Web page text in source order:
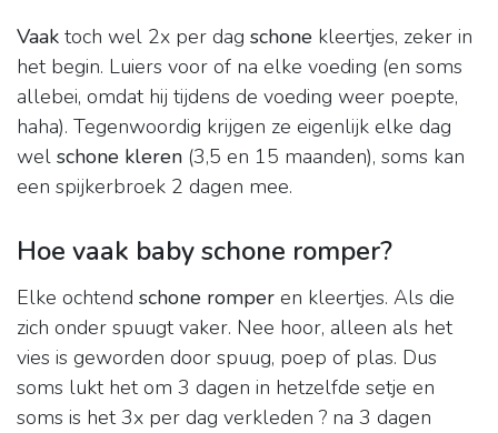
Vaak toch wel 2x per dag schone kleertjes, zeker in
het begin. Luiers voor of na elke voeding (en soms
allebei, omdat hij tijdens de voeding weer poepte,
haha). Tegenwoordig krijgen ze eigenlijk elke dag
wel schone kleren (3,5 en 15 maanden), soms kan
een spijkerbroek 2 dagen mee.
Hoe vaak baby schone romper?
Elke ochtend schone romper en kleertjes. Als die
zich onder spuugt vaker. Nee hoor, alleen als het
vies is geworden door spuug, poep of plas. Dus
soms lukt het om 3 dagen in hetzelfde setje en
soms is het 3x per dag verkleden ? na 3 dagen